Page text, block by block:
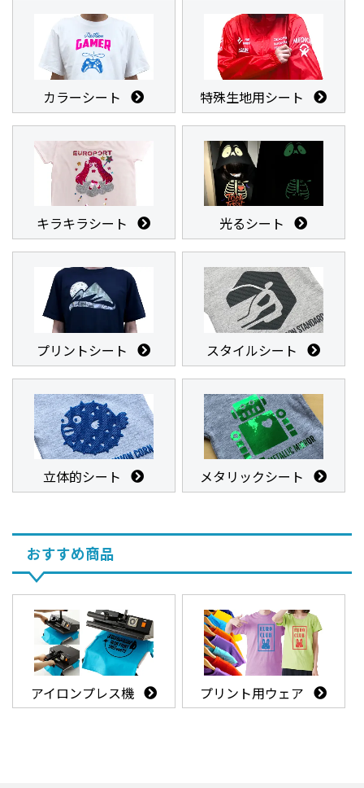
カラーシート 特殊生地用シート
キラキラシート 光るシート
プリントシート スタイルシート
立体的シート メタリックシート
おすすめ商品
アイロンプレス機 プリント用ウェア